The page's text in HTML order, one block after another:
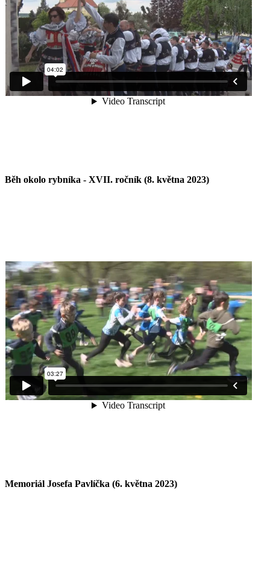
Běh okolo rybníka - XVII. ročník (8. května 2023)
Memoriál Josefa Pavlíčka (6. května 2023)